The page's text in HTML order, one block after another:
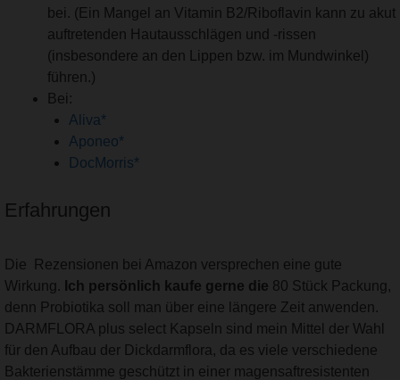
bei. (Ein Mangel an Vitamin B2/Riboflavin kann zu akut
auftretenden Hautausschlägen und -rissen
(insbesondere an den Lippen bzw. im Mundwinkel)
führen.)
Bei:
Aliva*
Aponeo*
DocMorris*
Erfahrungen
Die Rezensionen bei Amazon versprechen eine gute
Wirkung. Ich persönlich kaufe gerne die 80 Stück Packung,
denn Probiotika soll man über eine längere Zeit anwenden.
DARMFLORA plus select Kapseln sind mein Mittel der Wahl
für den Aufbau der Dickdarmflora, da es viele verschiedene
Bakterienstämme geschützt in einer magensaftresistenten